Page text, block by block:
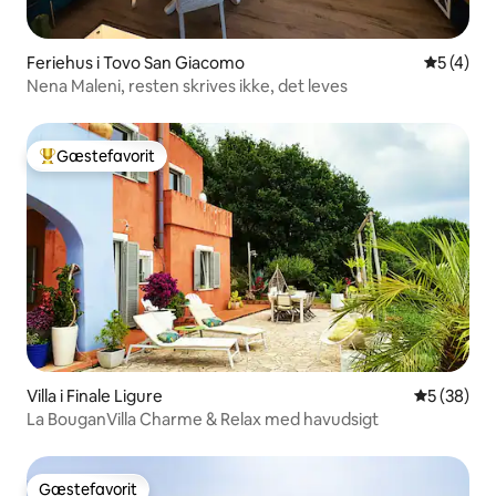
Feriehus i Tovo San Giacomo 5 ud af 5
5 (4)
Nena Maleni, resten skrives ikke, det leves
Bedste gæstefavorit
Gæstefavorit
Villa i Finale Ligure 5 ud af 5 i
5 (38)
La BouganVilla Charme & Relax med havudsigt
Gæstefavorit